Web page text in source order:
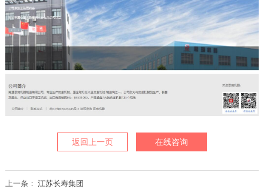
返回上一页 在线咨询
上一条： 江苏长寿集团